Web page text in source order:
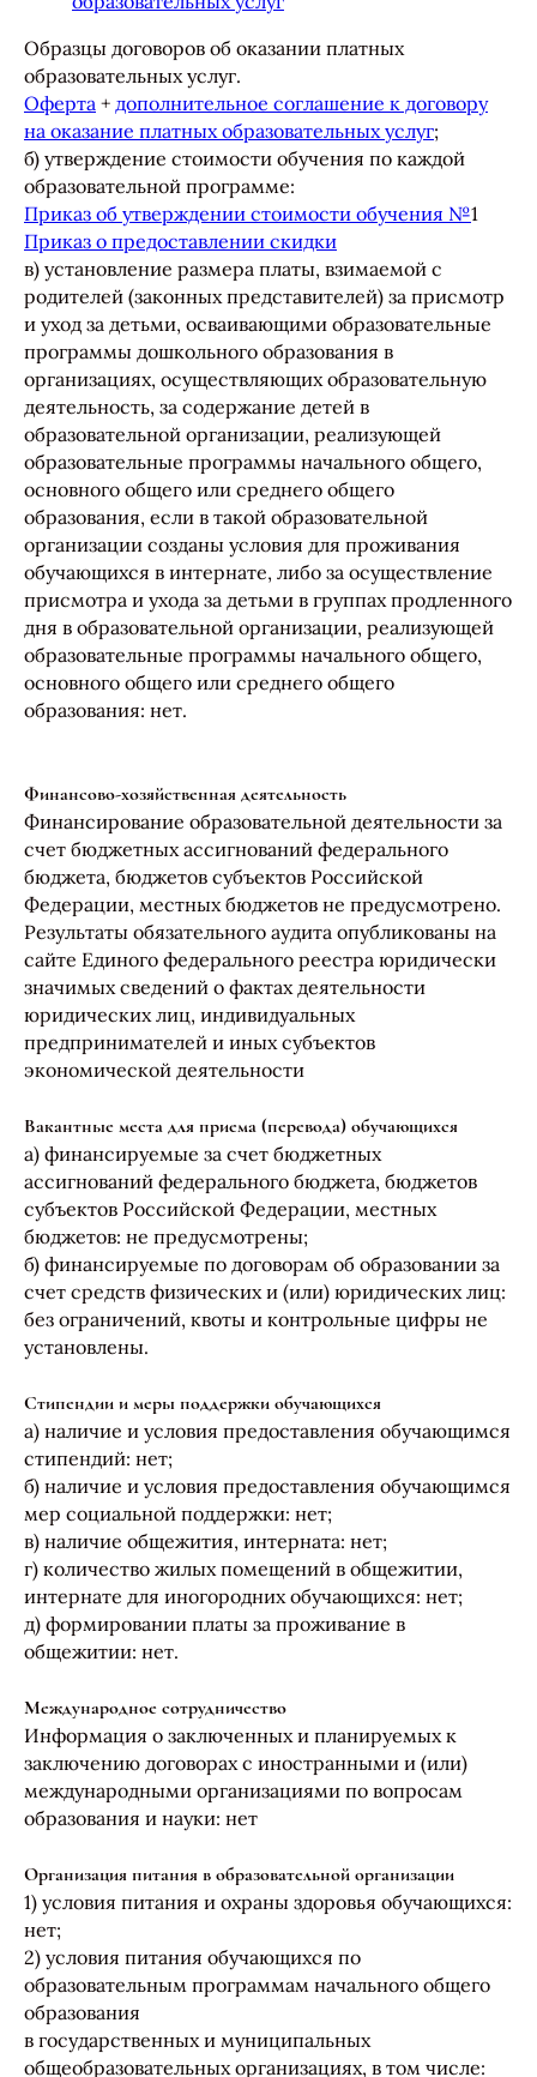
Образцы договоров об оказании платных
образовательных услуг.
Оферта + дополнительное соглашение к договору
на оказание платных образовательных услуг;
б) утверждение стоимости обучения по каждой
образовательной программе:
Приказ об утверждении стоимости обучения №1
Приказ о предоставлении скидки
в) установление размера платы, взимаемой с
родителей (законных представителей) за присмотр
и уход за детьми, осваивающими образовательные
программы дошкольного образования в
организациях, осуществляющих образовательную
деятельность, за содержание детей в
образовательной организации, реализующей
образовательные программы начального общего,
основного общего или среднего общего
образования, если в такой образовательной
организации созданы условия для проживания
обучающихся в интернате, либо за осуществление
присмотра и ухода за детьми в группах продленного
дня в образовательной организации, реализующей
образовательные программы начального общего,
основного общего или среднего общего
образования: нет.
Финансово-хозяйственная деятельность
Финансирование образовательной деятельности за
счет бюджетных ассигнований федерального
бюджета, бюджетов субъектов Российской
Федерации, местных бюджетов не предусмотрено.
Результаты обязательного аудита опубликованы на
сайте Единого федерального реестра юридически
значимых сведений о фактах деятельности
юридических лиц, индивидуальных
предпринимателей и иных субъектов
экономической деятельности
Вакантные места для приема (перевода) обучающихся
а) финансируемые за счет бюджетных
ассигнований федерального бюджета, бюджетов
субъектов Российской Федерации, местных
бюджетов: не предусмотрены;
б) финансируемые по договорам об образовании за
счет средств физических и (или) юридических лиц:
без ограничений, квоты и контрольные цифры не
установлены.
Стипендии и меры поддержки обучающихся
а) наличие и условия предоставления обучающимся
стипендий: нет;
б) наличие и условия предоставления обучающимся
мер социальной поддержки: нет;
в) наличие общежития, интерната: нет;
г) количество жилых помещений в общежитии,
интернате для иногородних обучающихся: нет;
д) формировании платы за проживание в
общежитии: нет.
Международное сотрудничество
Информация о заключенных и планируемых к
заключению договорах с иностранными и (или)
международными организациями по вопросам
образования и науки: нет
Организация питания в образовательной организации
1) условия питания и охраны здоровья обучающихся:
нет;
2) условия питания обучающихся по
образовательным программам начального общего
образования
в государственных и муниципальных
общеобразовательных организациях, в том числе: